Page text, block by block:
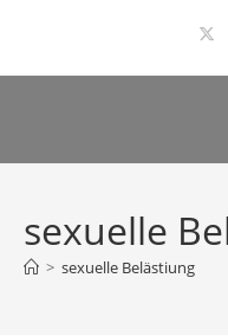
springen
sexuelle
> sexuelle Belästiung